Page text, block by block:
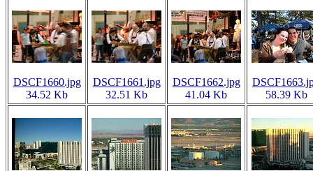
DSCF1660.jpg
34.52 Kb
DSCF1661.jpg
32.51 Kb
DSCF1662.jpg
41.04 Kb
58.39 Kb